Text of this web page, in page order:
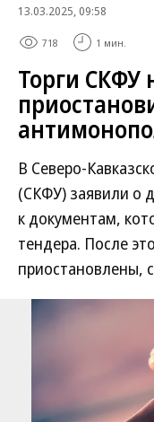
13.03.2025, 09:58
718 1 мин.
Торги СКФУ
В Северо-
(СКФУ) заявили о
к документам,
тендера. После
приостановлены,